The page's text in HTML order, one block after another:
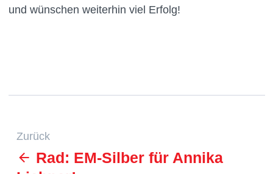
und wünschen weiterhin viel Erfolg!
Zurück
Rad: EM-Silber für Annika